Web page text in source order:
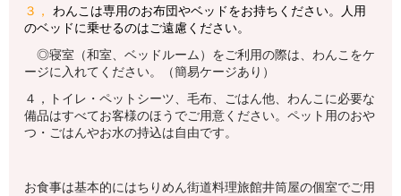
３， わんこ は専用のお布団やベッドをお持ちください。
人用
のベッドに乗せるのはご遠慮ください。
◎寝室（和室、ベッドルーム）をご利用の際は、わんこをケ
ージに入れてください。（簡易ケージあり）
４，トイレ・ペットシーツ、毛布、ごはん他、わんこに必要な
備品はすべてお客様のほうでご用意ください。ペット用のおや
つ・ごはんやお水の持込は自由です。
お食事は基本的にはちりめん街道料理旅館井筒屋の個室でご用